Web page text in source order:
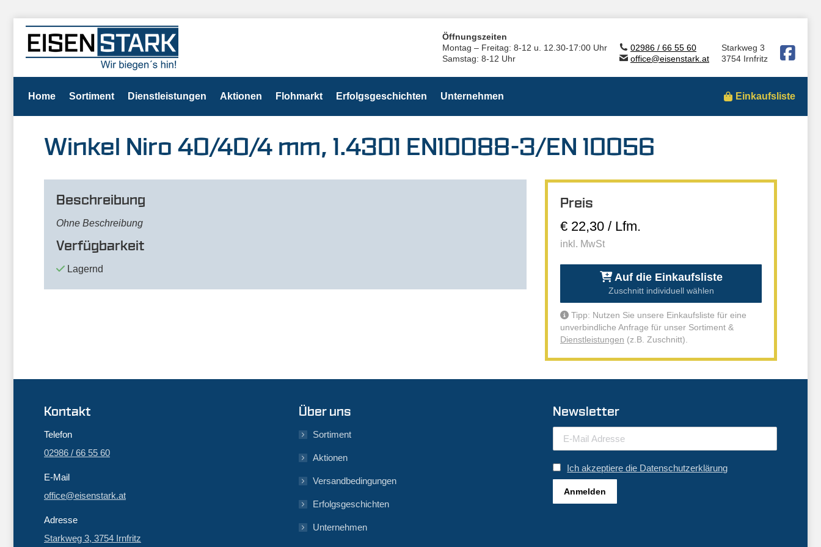
Öffnungszeiten
Montag – Freitag: 8-12 u. 12.30-17:00 Uhr
Samstag: 8-12 Uhr
02986 / 66 55 60
office@eisenstark.at
Starkweg 3
3754 Irnfritz
Home Sortiment Dienstleistungen Aktionen Flohmarkt Erfolgsgeschichten Unternehmen Einkaufsliste
Winkel Niro 40/40/4 mm, 1.4301 EN10088-3/EN 10056
Beschreibung
Ohne Beschreibung
Verfügbarkeit
Lagernd
Preis
€ 22,30 / Lfm.
inkl. MwSt
Auf die Einkaufsliste
Zuschnitt individuell wählen
Tipp: Nutzen Sie unsere Einkaufsliste für eine
unverbindliche Anfrage für unser Sortiment &
Dienstleistungen (z.B. Zuschnitt).
Kontakt
Telefon
02986 / 66 55 60
E-Mail
office@eisenstark.at
Adresse
Starkweg 3, 3754 Irnfritz
Über uns
Sortiment
Aktionen
Versandbedingungen
Erfolgsgeschichten
Unternehmen
Newsletter
Ich akzeptiere die Datenschutzerklärung